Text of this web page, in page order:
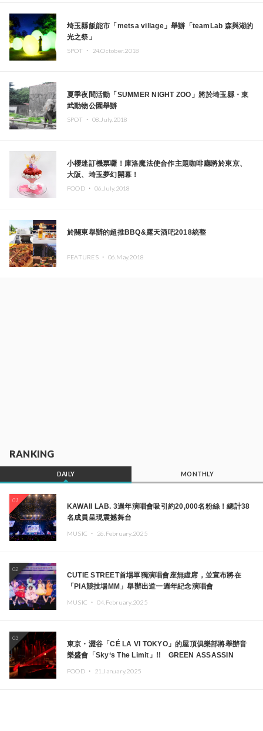
埼玉縣飯能市「metsa village」舉辦「teamLab 森與湖的
光之祭」
SPOT ・ 24.October.2018
夏季夜間活動「SUMMER NIGHT ZOO」將於埼玉縣・東
武動物公園舉辦
SPOT ・ 08.July.2018
小櫻迷訂機票囉！庫洛魔法使合作主題咖啡廳將於東京、
大阪、埼玉夢幻開幕！
FOOD ・ 06.July.2018
於關東舉辦的超推BBQ&露天酒吧2018統整
FEATURES ・ 06.May.2018
RANKING
DAILY MONTHLY
01
KAWAII LAB. 3週年演唱會吸引約20,000名粉絲！總計38
名成員呈現震撼舞台
MUSIC ・ 26.February.2025
02
CUTIE STREET首場單獨演唱會座無虛席，並宣布將在
「PIA競技場MM」舉辦出道一週年紀念演唱會
MUSIC ・ 04.February.2025
03
東京・澀谷「CÉ LA VI TOKYO」的屋頂俱樂部將舉辦音
樂盛會「Sky‘s The Limit」!! GREEN ASSASSIN
FOOD ・ 21.January.2025